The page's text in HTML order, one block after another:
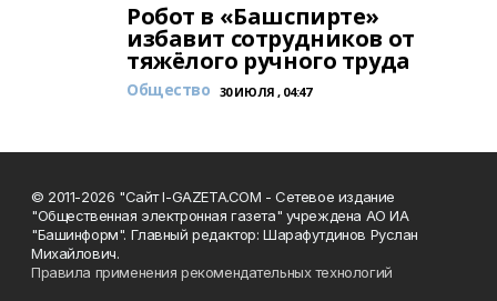
Робот в «Башспирте»
избавит сотрудников от
тяжёлого ручного труда
Общество 30 ИЮЛЯ , 04:47
© 2011-2026 "Сайт I-GAZETA.COM - Сетевое издание
"Общественная электронная газета" учреждена АО ИА
"Башинформ". Главный редактор: Шарафутдинов Руслан
Михайлович.
Правила применения рекомендательных технологий